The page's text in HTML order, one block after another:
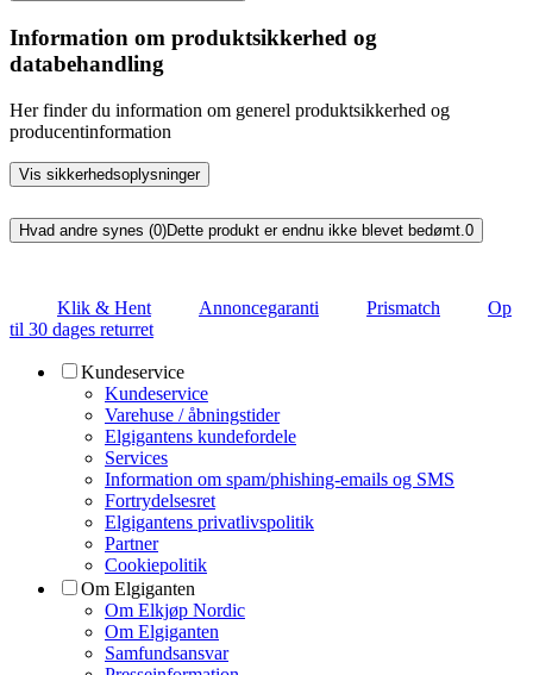
Information om produktsikkerhed og
databehandling
Her finder du information om generel produktsikkerhed og
producentinformation
Vis sikkerhedsoplysninger
Hvad andre synes (0)Dette produkt er endnu ikke blevet bedømt. 0
Klik & Hent Annoncegaranti Prismatch
Op
til 30 dages returret
Kundeservice
Kundeservice
Varehuse / åbningstider
Elgigantens kundefordele
Services
Information om spam/phishing-emails og SMS
Fortrydelsesret
Elgigantens privatlivspolitik
Partner
Cookiepolitik
Om Elgiganten
Om Elkjøp Nordic
Om Elgiganten
Samfundsansvar